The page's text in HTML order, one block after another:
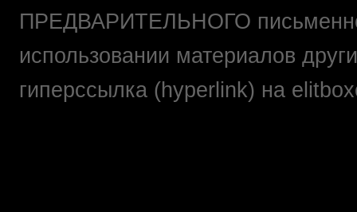
ПРЕДВАРИТЕЛЬНОГО
использовании материалов
гиперссылка (hyperlink) на